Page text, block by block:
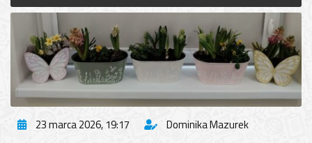
23 marca 2026, 19:17 Dominika Mazurek